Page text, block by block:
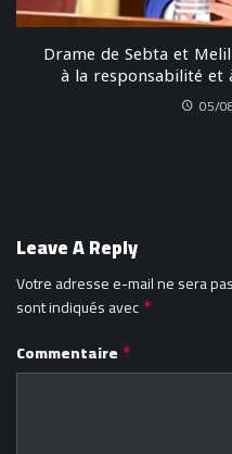
Drame de Sebta et
à la responsabilité et
05/
Leave A Reply
Votre adresse e-mail ne sera
sont indiqués avec *
Commentaire *